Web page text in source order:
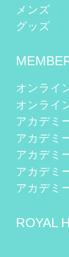
メンズ
グッズ
オンライ
オンライ
アカデミ
アカデミ
アカデミ
アカデミ
アカデミ
ROYAL